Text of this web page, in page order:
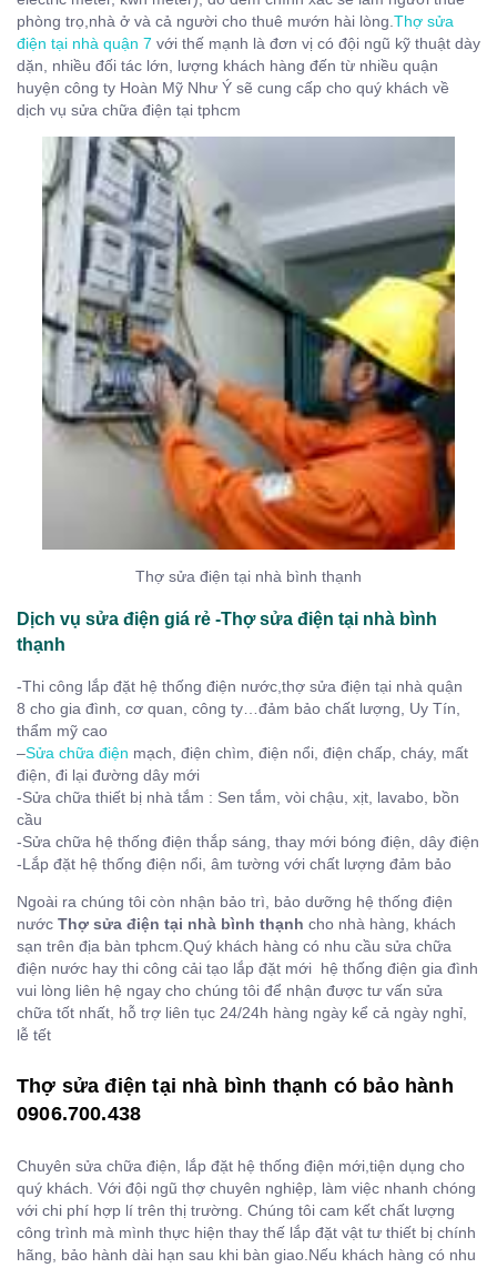
phòng trọ,nhà ở và cả người cho thuê mướn hài lòng. Thợ sửa
điện tại nhà quận 7 với thế mạnh là đơn vị có đội ngũ kỹ thuật dày
dặn, nhiều đối tác lớn, lượng khách hàng đến từ nhiều quận
huyện công ty Hoàn Mỹ Như Ý sẽ cung cấp cho quý khách về
dịch vụ sửa chữa điện tại tphcm
Thợ sửa điện tại nhà bình thạnh
Dịch vụ sửa điện giá rẻ -Thợ sửa điện tại nhà bình
thạnh
-Thi công lắp đặt hệ thống điện nước,thợ sửa điện tại nhà quận
8 cho gia đình, cơ quan, công ty…đảm bảo chất lượng, Uy Tín,
thẩm mỹ cao
–Sửa chữa điện mạch, điện chìm, điện nổi, điện chấp, cháy, mất
điện, đi lại đường dây mới
-Sửa chữa thiết bị nhà tắm : Sen tắm, vòi chậu, xịt, lavabo, bồn
cầu
-Sửa chữa hệ thống điện thắp sáng, thay mới bóng điện, dây điện
-Lắp đặt hệ thống điện nổi, âm tường với chất lượng đảm bảo
Ngoài ra chúng tôi còn nhận bảo trì, bảo dưỡng hệ thống điện
nước Thợ sửa điện tại nhà bình thạnh cho nhà hàng, khách
sạn trên địa bàn tphcm.Quý khách hàng có nhu cầu sửa chữa
điện nước hay thi công cải tạo lắp đặt mới hệ thống điện gia đình
vui lòng liên hệ ngay cho chúng tôi để nhận được tư vấn sửa
chữa tốt nhất, hỗ trợ liên tục 24/24h hàng ngày kể cả ngày nghỉ,
lễ tết
Thợ sửa điện tại nhà bình thạnh có bảo hành
0906.700.438
Chuyên sửa chữa điện, lắp đặt hệ thống điện mới,tiện dụng cho
quý khách. Với đội ngũ thợ chuyên nghiệp, làm việc nhanh chóng
với chi phí hợp lí trên thị trường. Chúng tôi cam kết chất lượng
công trình mà mình thực hiện thay thế lắp đặt vật tư thiết bị chính
hãng, bảo hành dài hạn sau khi bàn giao.Nếu khách hàng có nhu